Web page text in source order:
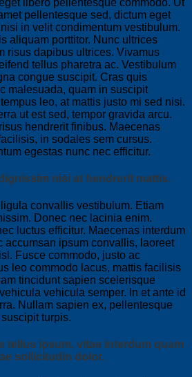
pellentesque sed, dictum eget
in velit condimentum vestibulum.
aliquam porttitor. Nunc ultrices
risus dapibus ultrices. Vivamus
tellus pharetra ac. Vestibulum
congue suscipit. Cras quis
malesuada, quam in suscipit
leo, at mattis justo mi sed nisi.
ut est sed, tempor gravida arcu.
hendrerit finibus. Maecenas
in sodales sem cursus.
egestas nunc nec efficitur.
nisi at hendrerit mattis.
convallis vestibulum. Etiam
Donec nec lacinia enim.
luctus efficitur. Maecenas interdum
accumsan ipsum convallis, laoreet
Fusce commodo, justo ac
leo commodo lacus, mattis facilisis
tincidunt sapien scelerisque
vehicula semper. In et ante id
Nullam sapien ex, pellentesque
turpis.
tellus ipsum, vitae interdum quam
sollicitudin dolor.